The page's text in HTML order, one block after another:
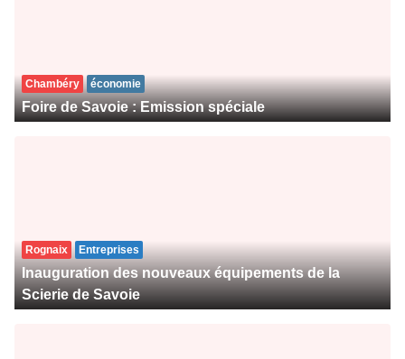
Chambéry économie
Foire de Savoie : Emission spéciale
Rognaix Entreprises
Inauguration des nouveaux équipements de la
Scierie de Savoie